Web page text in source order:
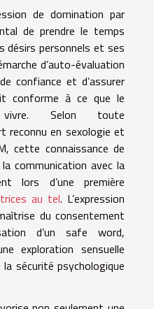
de domination par
de prendre le temps
désirs personnels et ses
d’auto-évaluation
confiance et d’assurer
conforme à ce que le
vivre. Selon toute
reconnu en sexologie et
cette connaissance de
communication avec la
lors d’une première
au tel. L’expression
du consentement
d’un safe word,
exploration sensuelle
sécurité psychologique